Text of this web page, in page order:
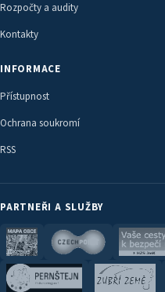
Rozpočty a audity
Kontakty
INFORMACE
Přístupnost
Ochrana soukromí
RSS
PARTNEŘI A SLUŽBY